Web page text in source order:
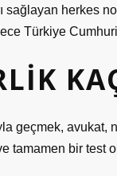
sağlayan herkes
Türkiye
geçmek,
tamamen bir test